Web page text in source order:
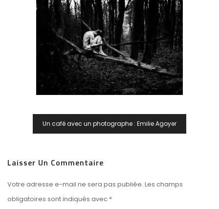
NavigationUn café avec un photographe : Emilie Agoyer
Laisser Un Commentaire
Votre adresse e-mail ne sera pas publiée. Les champs
obligatoires sont indiqués avec *